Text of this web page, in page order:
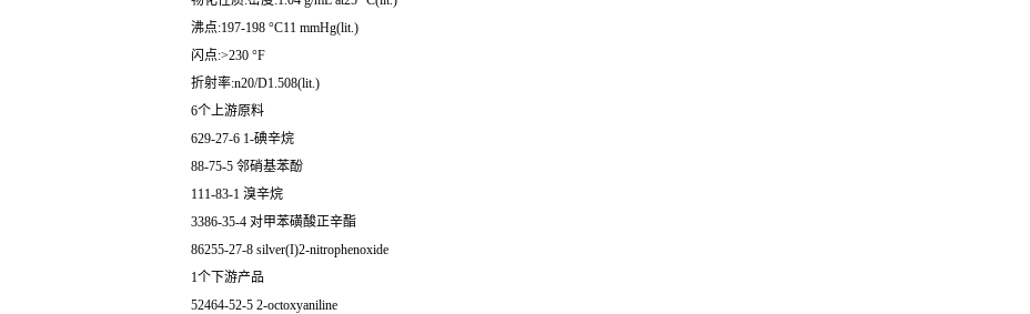
沸点:197-198 °C11 mmHg(lit.)
闪点:>230 °F
折射率:n20/D1.508(lit.)
6个上游原料
629-27-6 1-碘辛烷
88-75-5 邻硝基苯酚
111-83-1 溴辛烷
3386-35-4 对甲苯磺酸正辛酯
86255-27-8 silver(I)2-nitrophenoxide
1个下游产品
52464-52-5 2-octoxyaniline